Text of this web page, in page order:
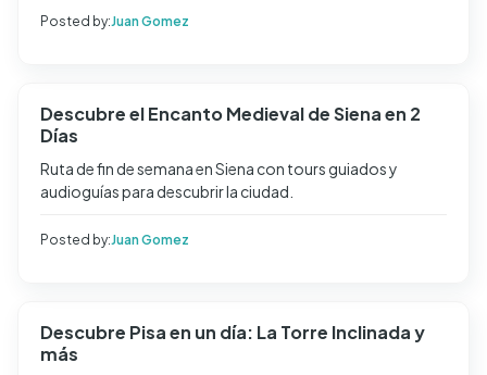
Posted by:Juan Gomez
Descubre el Encanto Medieval de Siena en 2
Días
Ruta de fin de semana en Siena con tours guiados y
audioguías para descubrir la ciudad.
Posted by:Juan Gomez
Descubre Pisa en un día: La Torre Inclinada y
más